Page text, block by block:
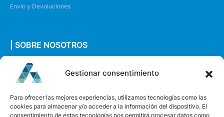
Gestionar consentimiento
Para ofrecer las mejores experiencias, utilizamos tecnologías como las
cookies para almacenar y/o acceder a la información del dispositivo. El
consentimiento de estas tecnologías nos permitirá procesar datos como
Envío y Devoluciones
| SOBRE NOSOTROS
Quiénes somos
Envíanos un mensaje